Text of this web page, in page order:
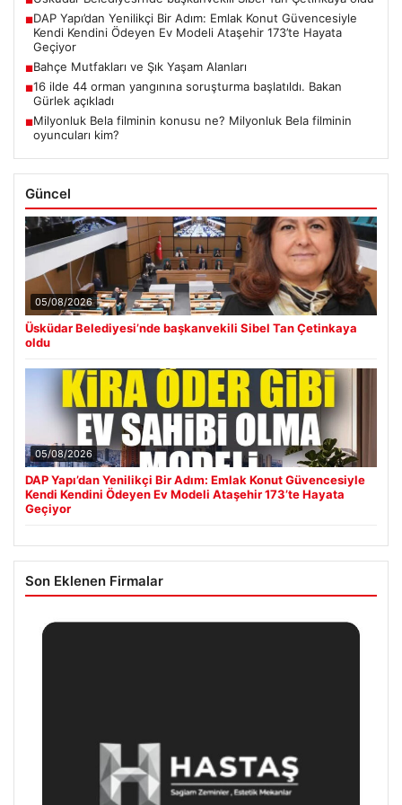
■DAP Yapı’dan Yenilikçi Bir Adım: Emlak Konut Güvencesiyle
Kendi Kendini Ödeyen Ev Modeli Ataşehir 173’te Hayata
Geçiyor
■Bahçe Mutfakları ve Şık Yaşam Alanları
■16 ilde 44 orman yangınına soruşturma başlatıldı. Bakan
Gürlek açıkladı
■Milyonluk Bela filminin konusu ne? Milyonluk Bela filminin
oyuncuları kim?
Güncel
05/08/2026
Üsküdar Belediyesi’nde başkanvekili Sibel Tan Çetinkaya
oldu
05/08/2026
DAP Yapı’dan Yenilikçi Bir Adım: Emlak Konut Güvencesiyle
Kendi Kendini Ödeyen Ev Modeli Ataşehir 173’te Hayata
Geçiyor
Son Eklenen Firmalar